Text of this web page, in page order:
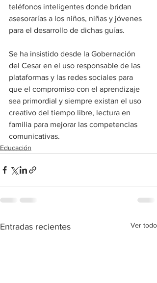
teléfonos inteligentes donde bridan
asesorarías a los niños, niñas y jóvenes
para el desarrollo de dichas guías.
Se ha insistido desde la Gobernación
del Cesar en el uso responsable de las
plataformas y las redes sociales para
que el compromiso con el aprendizaje
sea primordial y siempre existan el uso
creativo del tiempo libre, lectura en
familia para mejorar las competencias
comunicativas.
Educación
Entradas recientes Ver todo